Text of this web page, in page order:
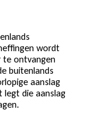
wordt
te ontvangen
buitenlands
aanslag
legt die aanslag